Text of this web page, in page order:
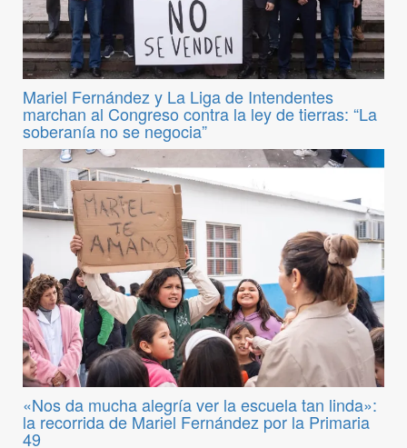
Mariel Fernández y La Liga de Intendentes
marchan al Congreso contra la ley de tierras: “La
soberanía no se negocia”
«Nos da mucha alegría ver la escuela tan linda»:
la recorrida de Mariel Fernández por la Primaria
49